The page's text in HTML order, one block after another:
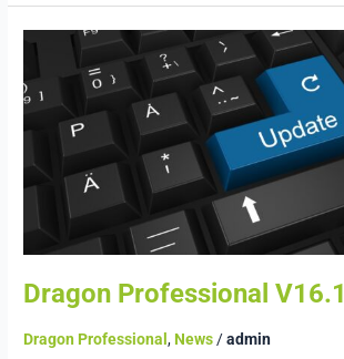
Dragon Professional V16.1
Dragon Professional,News /admin
Dragon
Professional
V16.1